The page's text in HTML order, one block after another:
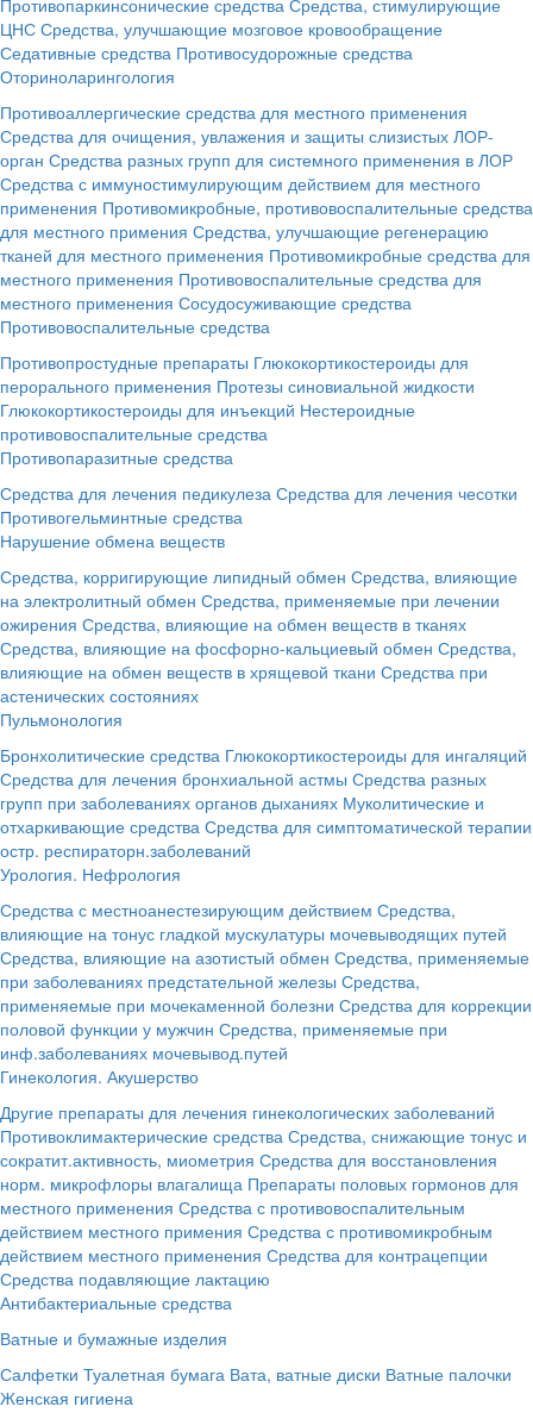
ЦНС Средства, улучшающие мозговое кровообращение
Седативные средства Противосудорожные средства
Оториноларингология
Противоаллергические средства для местного применения
Средства для очищения, увлажения и защиты слизистых ЛОР-
орган Средства разных групп для системного применения в ЛОР
Средства с иммуностимулирующим действием для местного
применения Противомикробные, противовоспалительные средства
для местного примения Средства, улучшающие регенерацию
тканей для местного применения Противомикробные средства для
местного применения Противовоспалительные средства для
местного применения Сосудосуживающие средства
Противовоспалительные средства
Противопростудные препараты Глюкокортикостероиды для
перорального применения Протезы синовиальной жидкости
Глюкокортикостероиды для инъекций Нестероидные
противовоспалительные средства
Противопаразитные средства
Средства для лечения педикулеза Средства для лечения чесотки
Противогельминтные средства
Нарушение обмена веществ
Средства, корригирующие липидный обмен Средства, влияющие
на электролитный обмен Средства, применяемые при лечении
ожирения Средства, влияющие на обмен веществ в тканях
Средства, влияющие на фосфорно-кальциевый обмен Средства,
влияющие на обмен веществ в хрящевой ткани Средства при
астенических состояниях
Пульмонология
Бронхолитические средства Глюкокортикостероиды для ингаляций
Средства для лечения бронхиальной астмы Средства разных
групп при заболеваниях органов дыханиях Муколитические и
отхаркивающие средства Средства для симптоматической терапии
остр. респираторн.заболеваний
Урология. Нефрология
Средства с местноанестезирующим действием Средства,
влияющие на тонус гладкой мускулатуры мочевыводящих путей
Средства, влияющие на азотистый обмен Средства, применяемые
при заболеваниях предстательной железы Средства,
применяемые при мочекаменной болезни Средства для коррекции
половой функции у мужчин Средства, применяемые при
инф.заболеваниях мочевывод.путей
Гинекология. Акушерство
Другие препараты для лечения гинекологических заболеваний
Противоклимактерические средства Средства, снижающие тонус и
сократит.активность, миометрия Средства для восстановления
норм. микрофлоры влагалища Препараты половых гормонов для
местного применения Средства с противовоспалительным
действием местного примения Средства с противомикробным
действием местного применения Средства для контрацепции
Средства подавляющие лактацию
Антибактериальные средства
Ватные и бумажные изделия
Салфетки Туалетная бумага Вата, ватные диски Ватные палочки
Женская гигиена